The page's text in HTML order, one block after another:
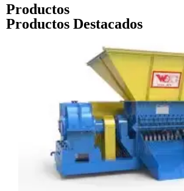
Productos
Productos Destacados